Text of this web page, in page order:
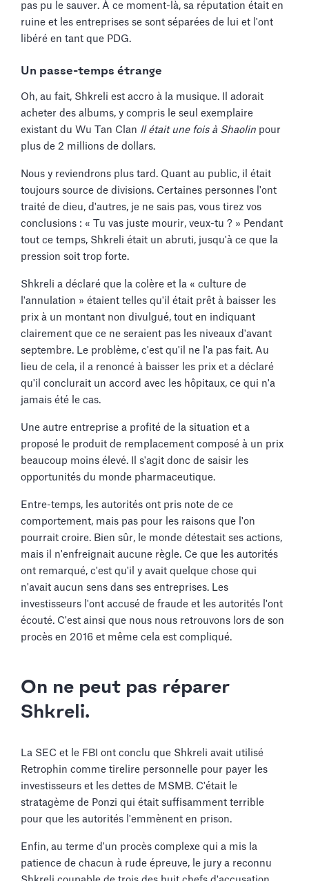
pas pu le sauver. À ce moment-là, sa réputation était en
ruine et les entreprises se sont séparées de lui et l'ont
libéré en tant que PDG.
Un passe-temps étrange
Oh, au fait, Shkreli est accro à la musique. Il adorait
acheter des albums, y compris le seul exemplaire
existant du Wu Tan Clan Il était une fois à Shaolin pour
plus de 2 millions de dollars.
Nous y reviendrons plus tard. Quant au public, il était
toujours source de divisions. Certaines personnes l'ont
traité de dieu, d'autres, je ne sais pas, vous tirez vos
conclusions : « Tu vas juste mourir, veux-tu ? » Pendant
tout ce temps, Shkreli était un abruti, jusqu'à ce que la
pression soit trop forte.
Shkreli a déclaré que la colère et la « culture de
l'annulation » étaient telles qu'il était prêt à baisser les
prix à un montant non divulgué, tout en indiquant
clairement que ce ne seraient pas les niveaux d'avant
septembre. Le problème, c'est qu'il ne l'a pas fait. Au
lieu de cela, il a renoncé à baisser les prix et a déclaré
qu'il conclurait un accord avec les hôpitaux, ce qui n'a
jamais été le cas.
Une autre entreprise a profité de la situation et a
proposé le produit de remplacement composé à un prix
beaucoup moins élevé. Il s'agit donc de saisir les
opportunités du monde pharmaceutique.
Entre-temps, les autorités ont pris note de ce
comportement, mais pas pour les raisons que l'on
pourrait croire. Bien sûr, le monde détestait ses actions,
mais il n'enfreignait aucune règle. Ce que les autorités
ont remarqué, c'est qu'il y avait quelque chose qui
n'avait aucun sens dans ses entreprises. Les
investisseurs l'ont accusé de fraude et les autorités l'ont
écouté. C'est ainsi que nous nous retrouvons lors de son
procès en 2016 et même cela est compliqué.
On ne peut pas réparer
Shkreli.
La SEC et le FBI ont conclu que Shkreli avait utilisé
Retrophin comme tirelire personnelle pour payer les
investisseurs et les dettes de MSMB. C'était le
stratagème de Ponzi qui était suffisamment terrible
pour que les autorités l'emmènent en prison.
Enfin, au terme d'un procès complexe qui a mis la
patience de chacun à rude épreuve, le jury a reconnu